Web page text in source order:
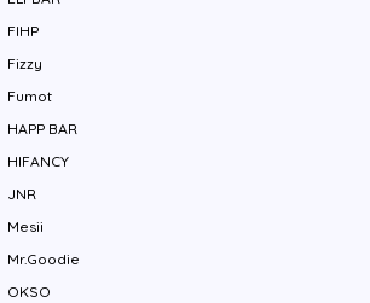
FIHP
Fizzy
Fumot
HAPP BAR
HIFANCY
JNR
Mesii
Mr.Goodie
OKSO